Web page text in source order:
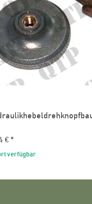
€ *
verfügbar